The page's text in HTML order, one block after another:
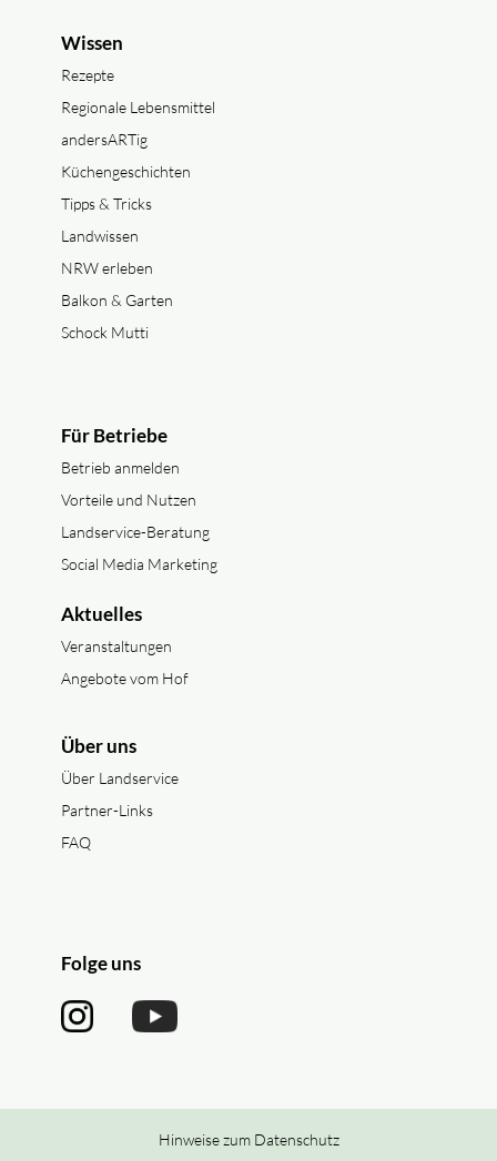
Wissen
Rezepte
Regionale Lebensmittel
andersARTig
Küchengeschichten
Tipps & Tricks
Landwissen
NRW erleben
Balkon & Garten
Schock Mutti
Für Betriebe
Betrieb anmelden
Vorteile und Nutzen
Landservice-Beratung
Social Media Marketing
Aktuelles
Veranstaltungen
Angebote vom Hof
Über uns
Über Landservice
Partner-Links
FAQ
Folge uns
Hinweise zum Datenschutz